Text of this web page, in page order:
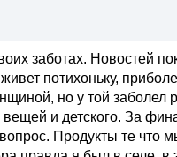
заботах. Новостей
потихоньку,
но у той заболел
и детского. За
Продукты те что